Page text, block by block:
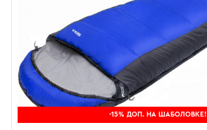
-15% ДОП. НА ШАБОЛОВКЕ!